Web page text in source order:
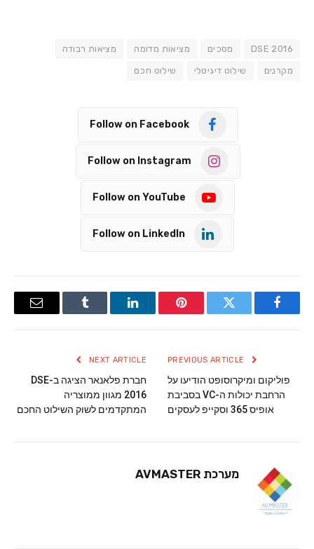
DSE 2016 מסכים מציאות מדומה מציאות רבודה
מקרנים שילוט דיגיטלי שילוט חכם
Follow on Facebook
Follow on Instagram
Follow on YouTube
Follow on LinkedIn
Facebook
Twitter
Pinterest
LinkedIn
Tumblr
Email
פוליקום ומיקרוסופט הודיעו על
הרחבת יכולות ה-VC בסביבת
אופיס 365 וסקייפ לעסקים
NEXT ARTICLE
חברת פלאנאר הציגה ב-DSE
2016 מגוון ממוצריה
המתקדמים לשוק השילוט החכם
מערכת AVMASTER